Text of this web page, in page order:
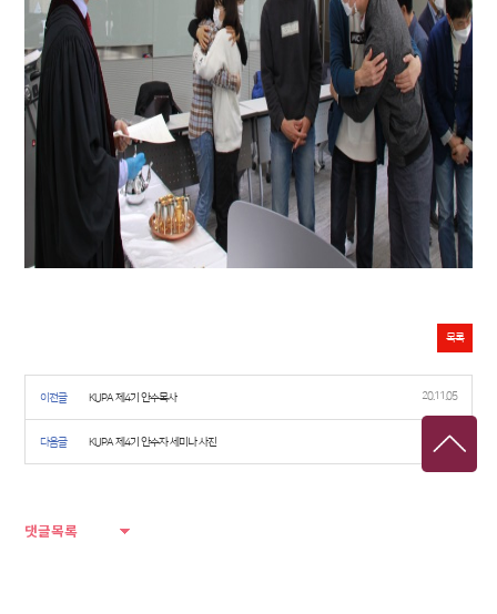
목록
이전글 KUPA 제4기 안수목사 20.11.05
다음글 KUPA 제4기 안수자 세미나 사진 20.10.24
댓글목록